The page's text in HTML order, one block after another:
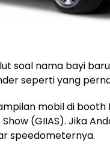
soal nama bayi
seperti yang
mobil di booth
(GIIAS). Jika
speedometernya.